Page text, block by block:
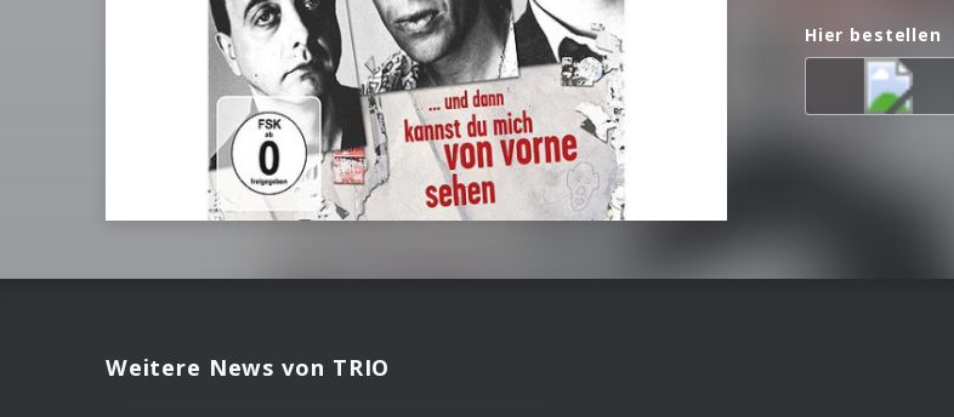
Hier bestellen
Weitere News von TRIO